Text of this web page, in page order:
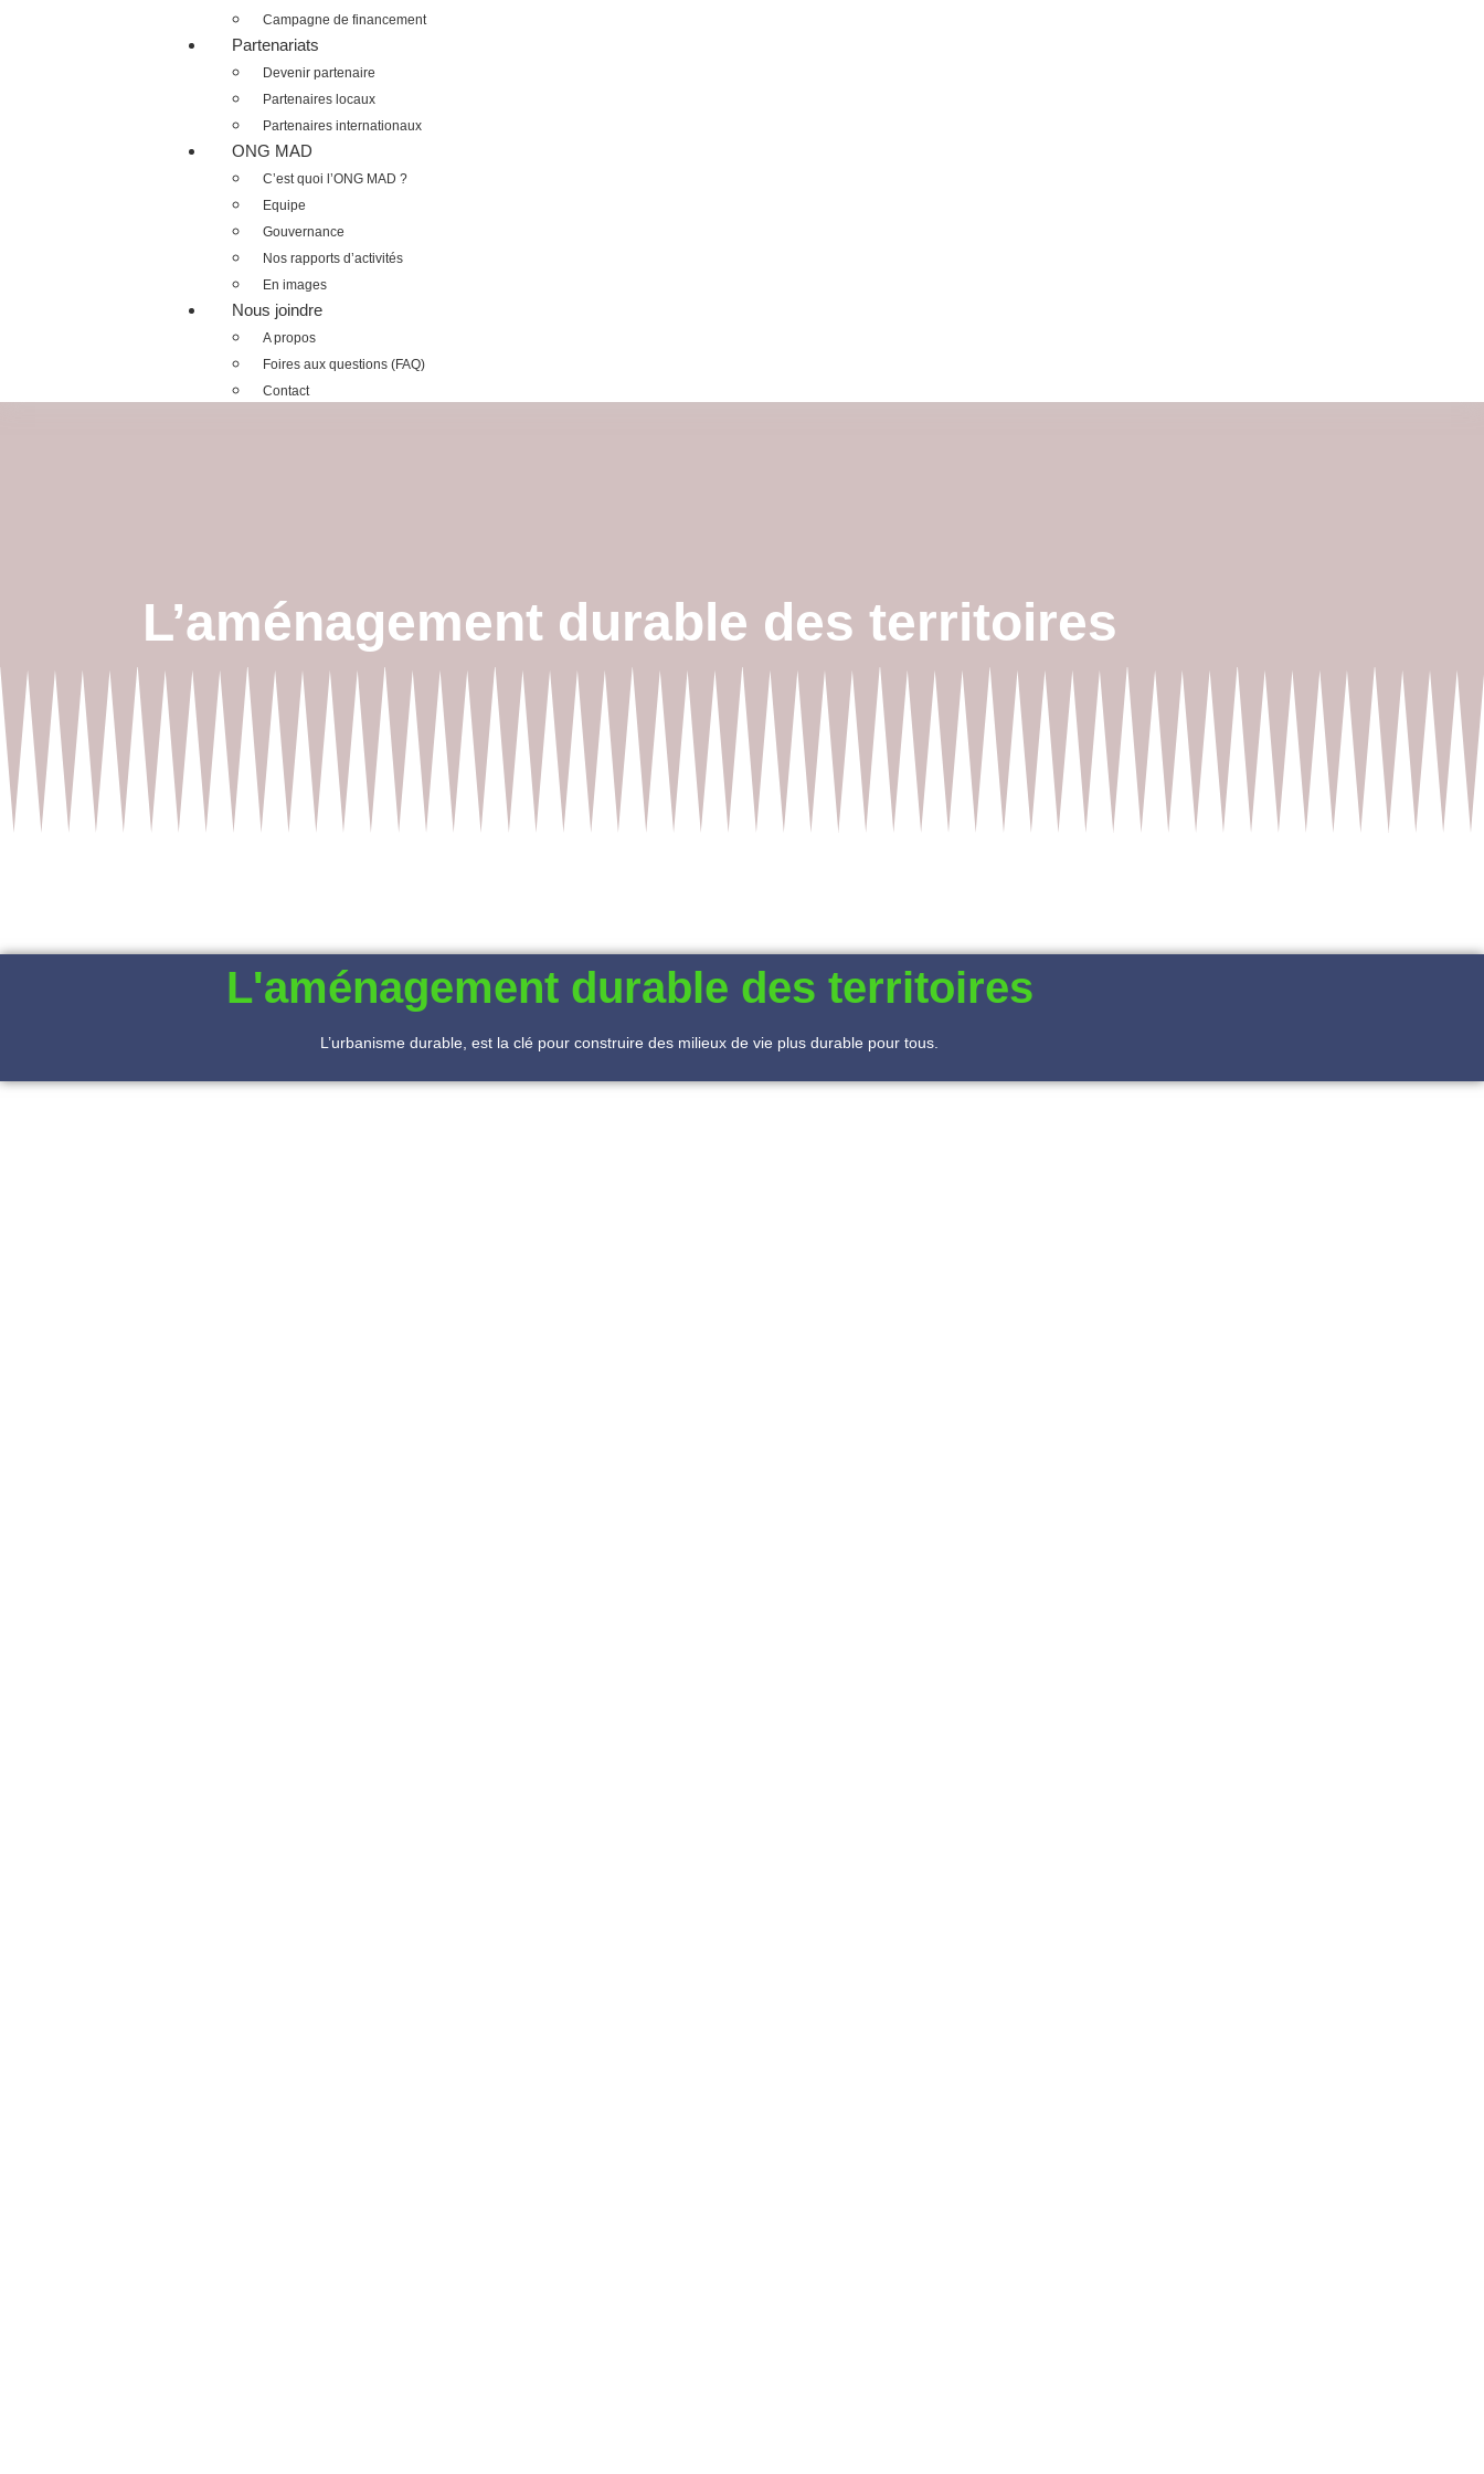
Campagne de financement
Partenariats
Devenir partenaire
Partenaires locaux
Partenaires internationaux
ONG MAD
C’est quoi l’ONG MAD ?
Equipe
Gouvernance
Nos rapports d’activités
En images
Nous joindre
A propos
Foires aux questions (FAQ)
Contact
L’aménagement durable des territoires
L'aménagement durable des territoires
L’urbanisme durable, est la clé pour construire des milieux de vie plus durable pour tous.